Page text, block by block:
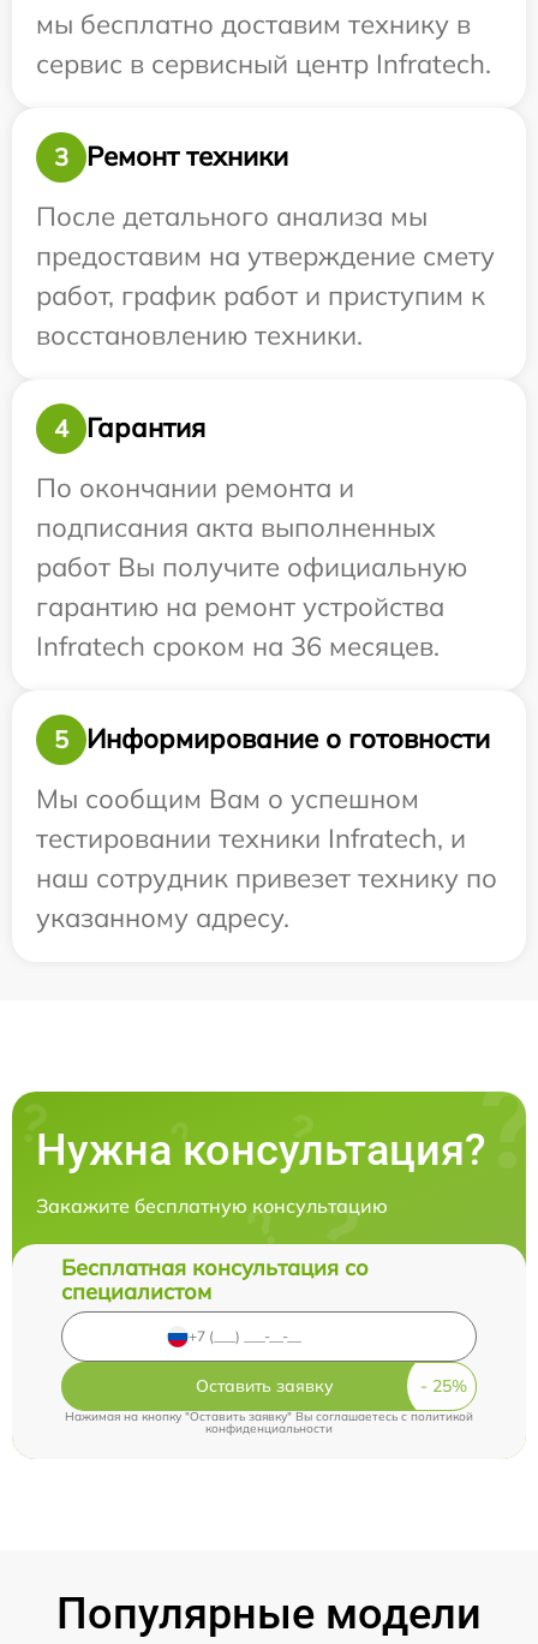
мы бесплатно доставим технику в
сервис в сервисный центр Infratech.
3
Ремонт техники
После детального анализа мы
предоставим на утверждение смету
работ, график работ и приступим к
восстановлению техники.
4
Гарантия
По окончании ремонта и
подписания акта выполненных
работ Вы получите официальную
гарантию на ремонт устройства
Infratech сроком на 36 месяцев.
5
Информирование о готовности
Мы сообщим Вам о успешном
тестировании техники Infratech, и
наш сотрудник привезет технику по
указанному адресу.
Нужна консультация?
Закажите бесплатную консультацию
Бесплатная консультация со
специалистом
Оставить заявку
Нажимая на кнопку "Оставить заявку" Вы соглашаетесь cполитикой
конфиденциальности
Популярные модели